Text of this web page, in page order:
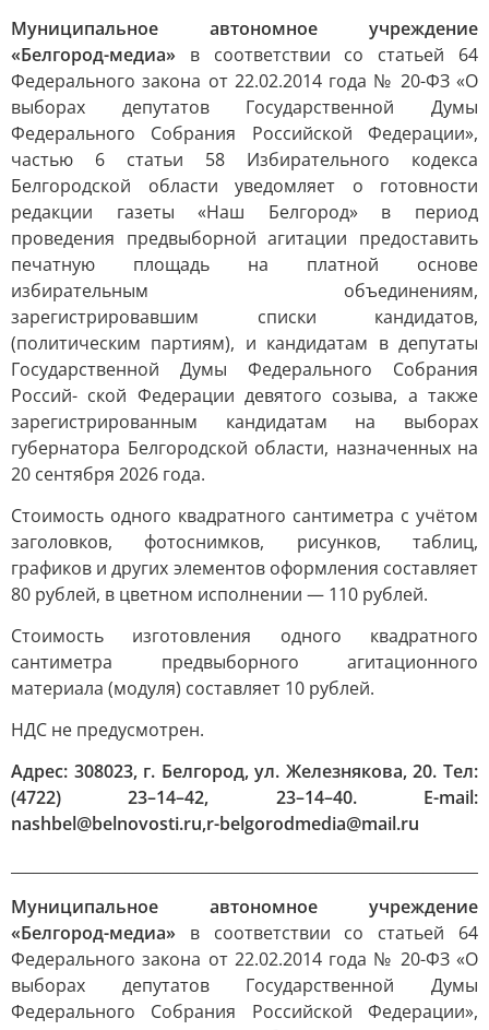
Муниципальное автономное учреждение
«Белгород-медиа» в соответствии со статьей 64
Федерального закона от 22.02.2014 года № 20-ФЗ «О
выборах депутатов Государственной Думы
Федерального Собрания Российской Федерации»,
частью 6 статьи 58 Избирательного кодекса
Белгородской области уведомляет о готовности
редакции газеты «Наш Белгород» в период
проведения предвыборной агитации предоставить
печатную площадь на платной основе
избирательным объединениям,
зарегистрировавшим списки кандидатов,
(политическим партиям), и кандидатам в депутаты
Государственной Думы Федерального Собрания
Россий- ской Федерации девятого созыва, а также
зарегистрированным кандидатам на выборах
губернатора Белгородской области, назначенных на
20 сентября 2026 года.
Стоимость одного квадратного сантиметра с учётом
заголовков, фотоснимков, рисунков, таблиц,
графиков и других элементов оформления составляет
80 рублей, в цветном исполнении — 110 рублей.
Стоимость изготовления одного квадратного
сантиметра предвыборного агитационного
материала (модуля) составляет 10 рублей.
НДС не предусмотрен.
Адрес: 308023, г. Белгород, ул. Железнякова, 20. Тел:
(4722) 23–14–42, 23–14–40. E-mail:
nashbel@belnovosti.ru,r-belgorodmedia@mail.ru
Муниципальное автономное учреждение
«Белгород-медиа» в соответствии со статьей 64
Федерального закона от 22.02.2014 года № 20-ФЗ «О
выборах депутатов Государственной Думы
Федерального Собрания Российской Федерации»,